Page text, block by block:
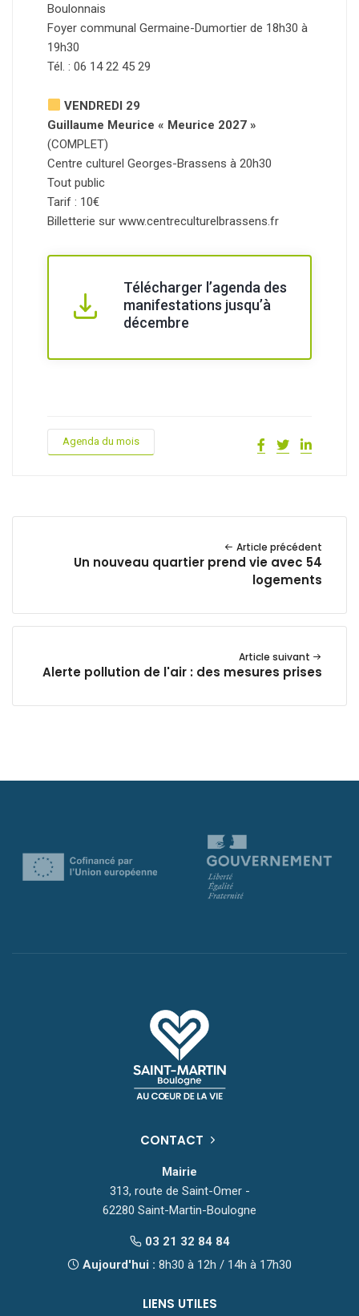
Boulonnais
Foyer communal Germaine-Dumortier de 18h30 à
19h30
Tél. : 06 14 22 45 29
VENDREDI 29
Guillaume Meurice « Meurice 2027 »
(COMPLET)
Centre culturel Georges-Brassens à 20h30
Tout public
Tarif : 10€
Billetterie sur www.centreculturelbrassens.fr
Télécharger l’agenda des
manifestations jusqu’à
décembre
Agenda du mois
Article précédent
Un nouveau quartier prend vie avec 54
logements
Article suivant
Alerte pollution de l'air : des mesures prises
CONTACT
Mairie
313, route de Saint-Omer -
62280 Saint-Martin-Boulogne
03 21 32 84 84
Aujourd'hui : 8h30 à 12h / 14h à 17h30
LIENS UTILES